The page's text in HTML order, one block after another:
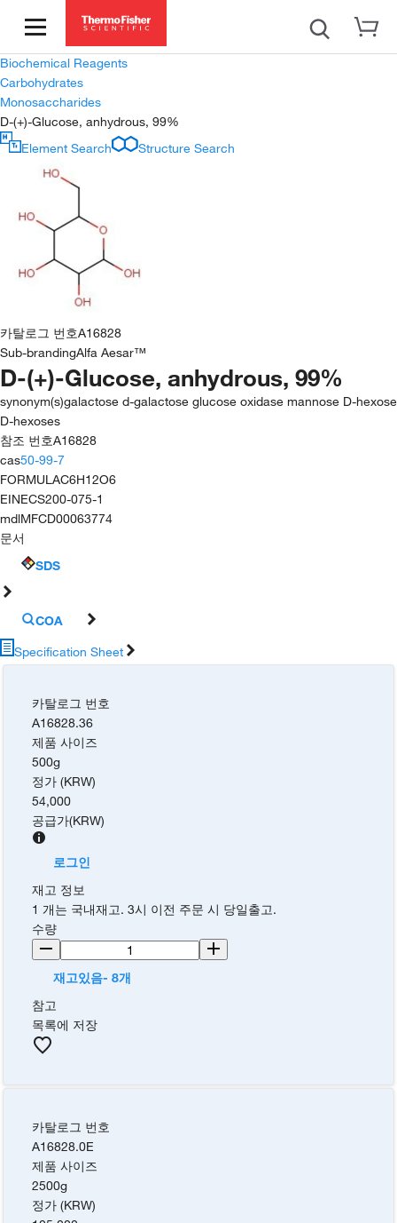
Biochemical Reagents
Carbohydrates
Monosaccharides
D-(+)-Glucose, anhydrous, 99%
Element Search
Structure Search
카탈로그 번호A16828
Sub-brandingAlfa Aesar™
D-(+)-Glucose, anhydrous, 99%
synonym(s)galactose d-galactose glucose oxidase mannose D-hexose
D-hexoses
참조 번호A16828
cas50-99-7
FORMULAC6H12O6
EINECS200-075-1
mdlMFCD00063774
문서
SDS
COA
Specification Sheet
카탈로그 번호
A16828.36
제품 사이즈
500g
정가 (KRW)
54,000
공급가(KRW)
로그인
재고 정보
1 개는 국내재고. 3시 이전 주문 시 당일출고.
수량
재고있음- 8개
참고
목록에 저장
카탈로그 번호
A16828.0E
제품 사이즈
2500g
정가 (KRW)